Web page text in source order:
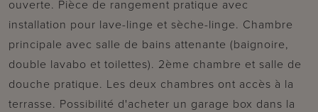
ouverte. Pièce de rangement pratique avec
installation pour lave-linge et sèche-linge. Chambre
principale avec salle de bains attenante (baignoire,
double lavabo et toilettes). 2ème chambre et salle de
douche pratique. Les deux chambres ont accès à la
terrasse. Possibilité d'acheter un garage box dans la